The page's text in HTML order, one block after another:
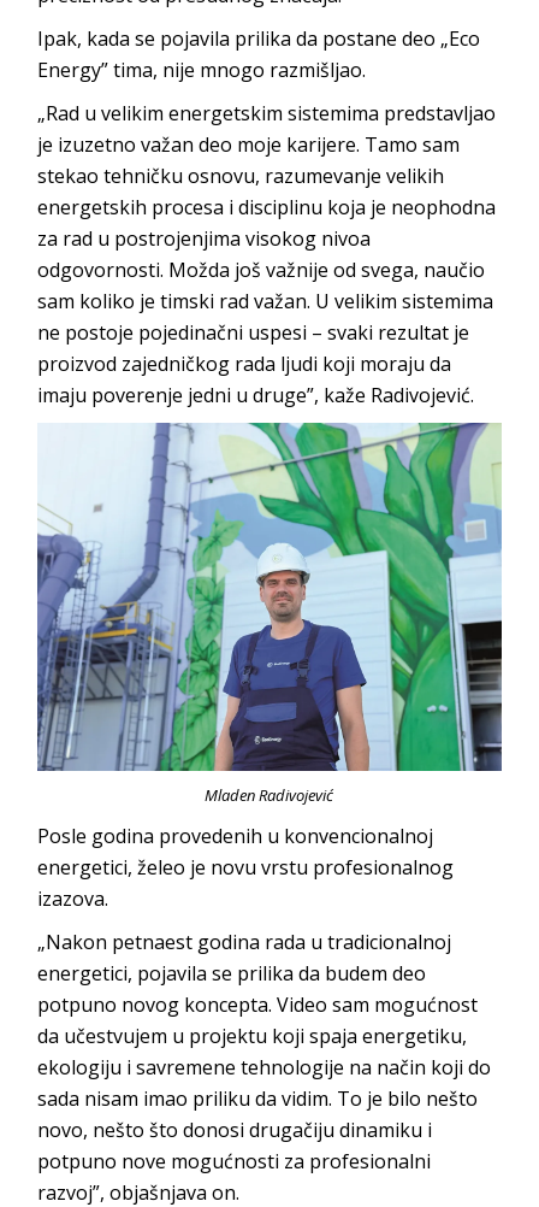
Ipak, kada se pojavila prilika da postane deo „Eco
Energy” tima, nije mnogo razmišljao.
„Rad u velikim energetskim sistemima predstavljao
je izuzetno važan deo moje karijere. Tamo sam
stekao tehničku osnovu, razumevanje velikih
energetskih procesa i disciplinu koja je neophodna
za rad u postrojenjima visokog nivoa
odgovornosti. Možda još važnije od svega, naučio
sam koliko je timski rad važan. U velikim sistemima
ne postoje pojedinačni uspesi – svaki rezultat je
proizvod zajedničkog rada ljudi koji moraju da
imaju poverenje jedni u druge”, kaže Radivojević.
Mladen Radivojević
Posle godina provedenih u konvencionalnoj
energetici, želeo je novu vrstu profesionalnog
izazova.
„Nakon petnaest godina rada u tradicionalnoj
energetici, pojavila se prilika da budem deo
potpuno novog koncepta. Video sam mogućnost
da učestvujem u projektu koji spaja energetiku,
ekologiju i savremene tehnologije na način koji do
sada nisam imao priliku da vidim. To je bilo nešto
novo, nešto što donosi drugačiju dinamiku i
potpuno nove mogućnosti za profesionalni
razvoj”, objašnjava on.